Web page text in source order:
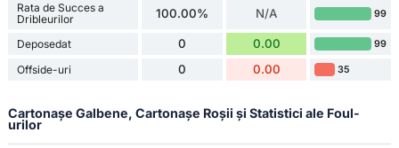
Rata de Succes a
Dribleurilor
100.00% N/A 99
Deposedat 0 0.00 99
Offside-uri 0 0.00 35
Cartonașe Galbene, Cartonașe Roșii și Statistici ale Foul-
urilor